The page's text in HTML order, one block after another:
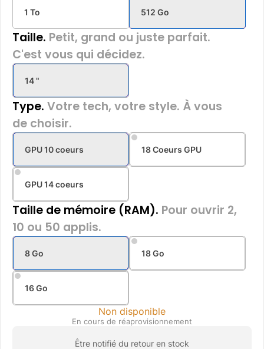
1 To 512 Go
Taille. Petit, grand ou juste parfait.
C'est vous qui décidez.
14 "
Type. Votre tech, votre style. À vous
de choisir.
GPU 10 coeurs 18 Coeurs GPU
GPU 14 coeurs
Taille de mémoire (RAM). Pour ouvrir 2,
10 ou 50 applis.
8 Go 18 Go
16 Go
Non disponible
En cours de réaprovisionnement
Être notifié du retour en stock